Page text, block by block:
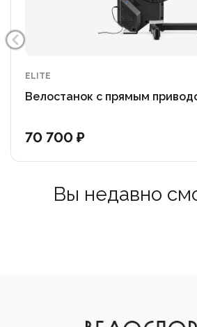
ELITE
Велостанок c прямым
70 700 ₽
Вы недавно